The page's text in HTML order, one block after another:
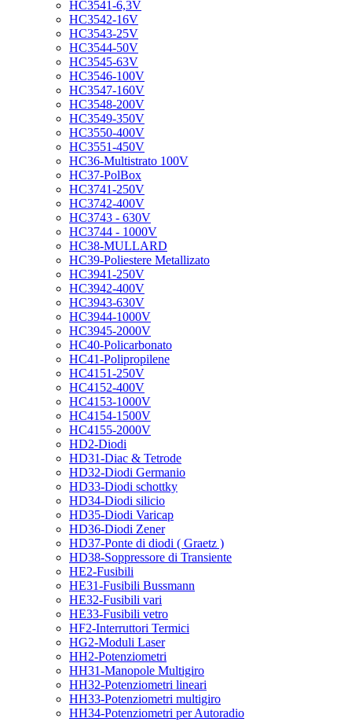
HC3541-6,3V
HC3542-16V
HC3543-25V
HC3544-50V
HC3545-63V
HC3546-100V
HC3547-160V
HC3548-200V
HC3549-350V
HC3550-400V
HC3551-450V
HC36-Multistrato 100V
HC37-PolBox
HC3741-250V
HC3742-400V
HC3743 - 630V
HC3744 - 1000V
HC38-MULLARD
HC39-Poliestere Metallizato
HC3941-250V
HC3942-400V
HC3943-630V
HC3944-1000V
HC3945-2000V
HC40-Policarbonato
HC41-Polipropilene
HC4151-250V
HC4152-400V
HC4153-1000V
HC4154-1500V
HC4155-2000V
HD2-Diodi
HD31-Diac & Tetrode
HD32-Diodi Germanio
HD33-Diodi schottky
HD34-Diodi silicio
HD35-Diodi Varicap
HD36-Diodi Zener
HD37-Ponte di diodi ( Graetz )
HD38-Soppressore di Transiente
HE2-Fusibili
HE31-Fusibili Bussmann
HE32-Fusibili vari
HE33-Fusibili vetro
HF2-Interruttori Termici
HG2-Moduli Laser
HH2-Potenziometri
HH31-Manopole Multigiro
HH32-Potenziometri lineari
HH33-Potenziometri multigiro
HH34-Potenziometri per Autoradio